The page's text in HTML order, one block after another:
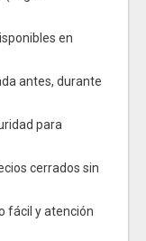
en
antes, durante
para
cerrados sin
fácil y atención